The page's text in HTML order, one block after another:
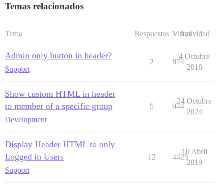
Temas relacionados
Tema Respuestas Vistas
Actividad
Admin only button in header?
Support
2 874
4 Octubre
2018
Show custom HTML in header
to member of a specific group
Development
5 944
24 Octubre
2024
Display Header HTML to only
Logged in Users
Support
12 4425
10 Abril
2019